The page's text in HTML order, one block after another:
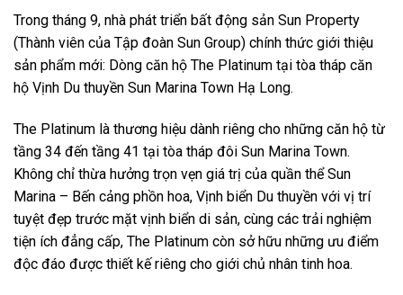
Trong tháng 9, nhà phát triển bất động sản Sun Property
(Thành viên của Tập đoàn Sun Group) chính thức giới thiệu
sản phẩm mới: Dòng căn hộ The Platinum tại tòa tháp căn
hộ Vịnh Du thuyền Sun Marina Town Hạ Long.
The Platinum là thương hiệu dành riêng cho những căn hộ từ
tầng 34 đến tầng 41 tại tòa tháp đôi Sun Marina Town.
Không chỉ thừa hưởng trọn vẹn giá trị của quần thể Sun
Marina – Bến cảng phồn hoa, Vịnh biển Du thuyền với vị trí
tuyệt đẹp trước mặt vịnh biển di sản, cùng các trải nghiệm
tiện ích đẳng cấp, The Platinum còn sở hữu những ưu điểm
độc đáo được thiết kế riêng cho giới chủ nhân tinh hoa.